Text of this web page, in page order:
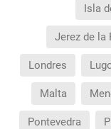
¿Necesito
precio de un
¿Cuántas veces
traslados?
Isla
Jerez de la
Londres
Malta
Pontevedra